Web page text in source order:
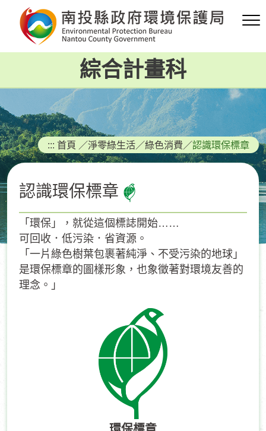
要
容
區
塊
綜合計畫科
::: 首頁 ／淨零綠生活／綠色消費 ／認識環保標章
認識環保標章
「環保」，就從這個標誌開始……
可回收．低污染．省資源。
「一片綠色樹葉包裹著純淨、不受污染的地球」
是環保標章的圖樣形象，也象徵著對環境友善的
理念。」